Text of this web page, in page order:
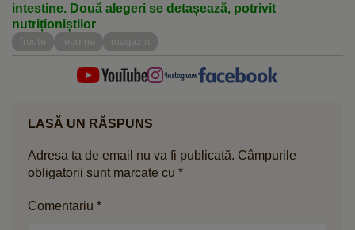
intestine. Două alegeri se detașează, potrivit
nutriționiștilor
fructe legume magazin
LASĂ UN RĂSPUNS
Adresa ta de email nu va fi publicată. Câmpurile
obligatorii sunt marcate cu *
Comentariu *